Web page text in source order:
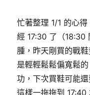
忙著整理 1/1 的心
經 17:30 了（18:30
腫，昨天剛買的戰
是輕輕鬆鬆偏寬鬆
功，下次買鞋可能
這樣一拖拖到 17:40